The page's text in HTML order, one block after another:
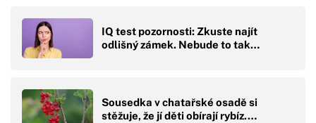
IQ test pozornosti: Zkuste najít
odlišný zámek. Nebude to tak…
Sousedka v chatařské osadě si
stěžuje, že jí děti obírají rybíz.…